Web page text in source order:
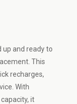
up and ready to
This
recharges,
With
it